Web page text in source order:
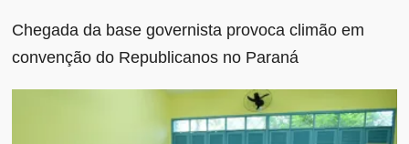
Chegada da base governista provoca climão em
convenção do Republicanos no Paraná